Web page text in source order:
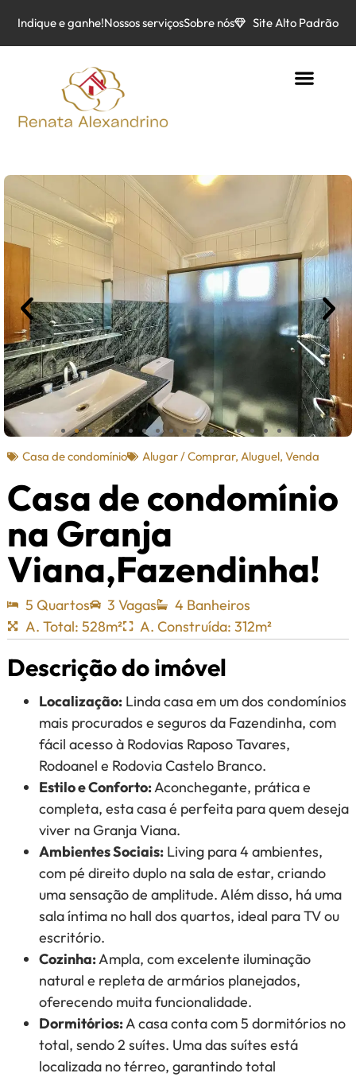
Indique e ganhe!Nossos serviçosSobre nós Site Alto Padrão
Casa de condomínio Alugar / Comprar, Aluguel, Venda
Casa de condomínio
na Granja
Viana,Fazendinha!
5 Quartos 3 Vagas
4 Banheiros
A. Total: 528m²
A. Construída: 312m²
Descrição do imóvel
Localização: Linda casa em um dos condomínios
mais procurados e seguros da Fazendinha, com
fácil acesso à Rodovias Raposo Tavares,
Rodoanel e Rodovia Castelo Branco.
Estilo e Conforto:Aconchegante, prática e
completa, esta casa é perfeita para quem deseja
viver na Granja Viana.
Ambientes Sociais: Living para 4 ambientes,
com pé direito duplo na sala de estar, criando
uma sensação de amplitude. Além disso, há uma
sala íntima no hall dos quartos, ideal para TV ou
escritório.
Cozinha:Ampla, com excelente iluminação
natural e repleta de armários planejados,
oferecendo muita funcionalidade.
Dormitórios:A casa conta com 5 dormitórios no
total, sendo 2 suítes. Uma das suítes está
localizada no térreo, garantindo total